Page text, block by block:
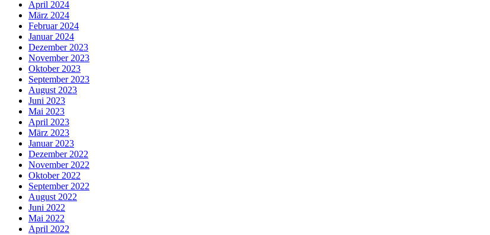
April 2024
März 2024
Februar 2024
Januar 2024
Dezember 2023
November 2023
Oktober 2023
September 2023
August 2023
Juni 2023
Mai 2023
April 2023
März 2023
Januar 2023
Dezember 2022
November 2022
Oktober 2022
September 2022
August 2022
Juni 2022
Mai 2022
April 2022